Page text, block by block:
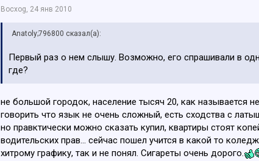
Bocxog 24 янв 2010
Anatoly;796800 сказал(а):
Первый раз о нем слышу. Возможно, его спрашивали в
где?
не большой городок, население тысяч 20, как называется
говорить что язык не очень сложный, есть сходства с
но правктически можно сказать купил, квартиры стоят
водительских прав... сейчас пошел учится в какой то
хитрому графику, так и не понял. Сигареты очень дорого.